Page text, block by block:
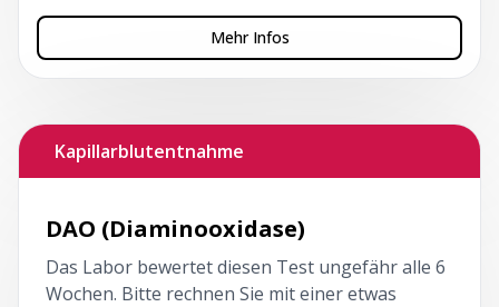
Mehr Infos
Kapillarblutentnahme
DAO (Diaminooxidase)
Das Labor bewertet diesen Test ungefähr alle 6
Wochen. Bitte rechnen Sie mit einer etwas